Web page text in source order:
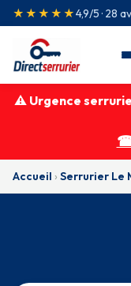
★★★★★4,9/5 · 28
⚠ Urgence
☎
Accueil › Serrurier Le